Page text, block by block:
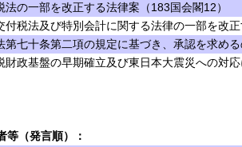
法の一部を改正する法律案（183国会閣12）
付税法及び特別会計に関する法律の一部を改
第七十条第二項の規定に基づき、承認を求め
財政基盤の早期確立及び東日本大震災への対
等（発言順）：